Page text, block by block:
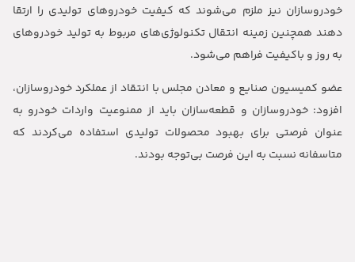
خودروسازان نیز ملزم می‌شوند که کیفیت خودروهای تولیدی را ارتقا
دهند همچنین زمینه انتقال تکنولوژی‌های مربوط به تولید خودروهای
به روز و باکیفیت فراهم می‌شود.
عضو کمیسیون صنایع و معادن مجلس با انتقاد از عملکرد خودروسازان،
افزود: خودروسازان و قطعه‌سازان باید از ممنوعیت واردات خودرو به
عنوان فرصتی برای بهبود محصولات تولیدی استفاده می‌کردند که
متاسفانه نسبت به این فرصت بی‌توجه بودند.